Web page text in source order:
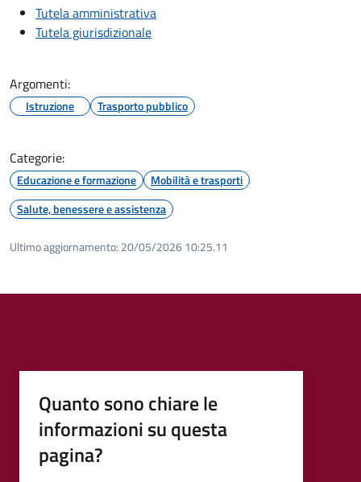
Tutela amministrativa
Tutela giurisdizionale
Argomenti:
Istruzione Trasporto pubblico
Categorie:
Educazione e formazione
Mobilità e trasporti
Salute, benessere e assistenza
Ultimo aggiornamento: 20/05/2026 10:25.11
Quanto sono chiare le
informazioni su questa
pagina?